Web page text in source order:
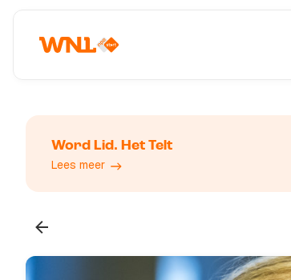
Word Lid. Het Telt
Lees meer